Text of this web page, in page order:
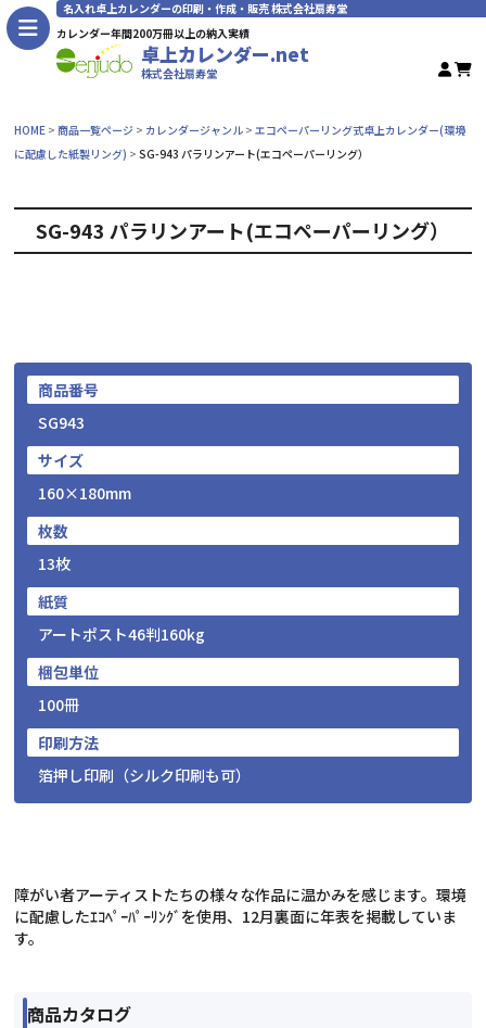
名入れ卓上カレンダーの印刷・作成・販売 株式会社扇寿堂
カレンダー年間200万冊以上の納入実績
卓上カレンダー.net
株式会社扇寿堂
HOME 商品一覧ページ カレンダージャンル
エコペーパーリング式卓上カレンダー(環境
に配慮した紙製リング)
SG-943 パラリンアート(エコペーパーリング）
SG-943 パラリンアート(エコペーパーリング）
商品番号
SG943
サイズ
160×180mm
枚数
13枚
紙質
アートポスト46判160kg
梱包単位
100冊
印刷方法
箔押し印刷（シルク印刷も可）
障がい者アーティストたちの様々な作品に温かみを感じます。環境
に配慮したｴｺﾍﾟｰﾊﾟｰﾘﾝｸﾞを使用、12月裏面に年表を掲載していま
す。
商品カタログ